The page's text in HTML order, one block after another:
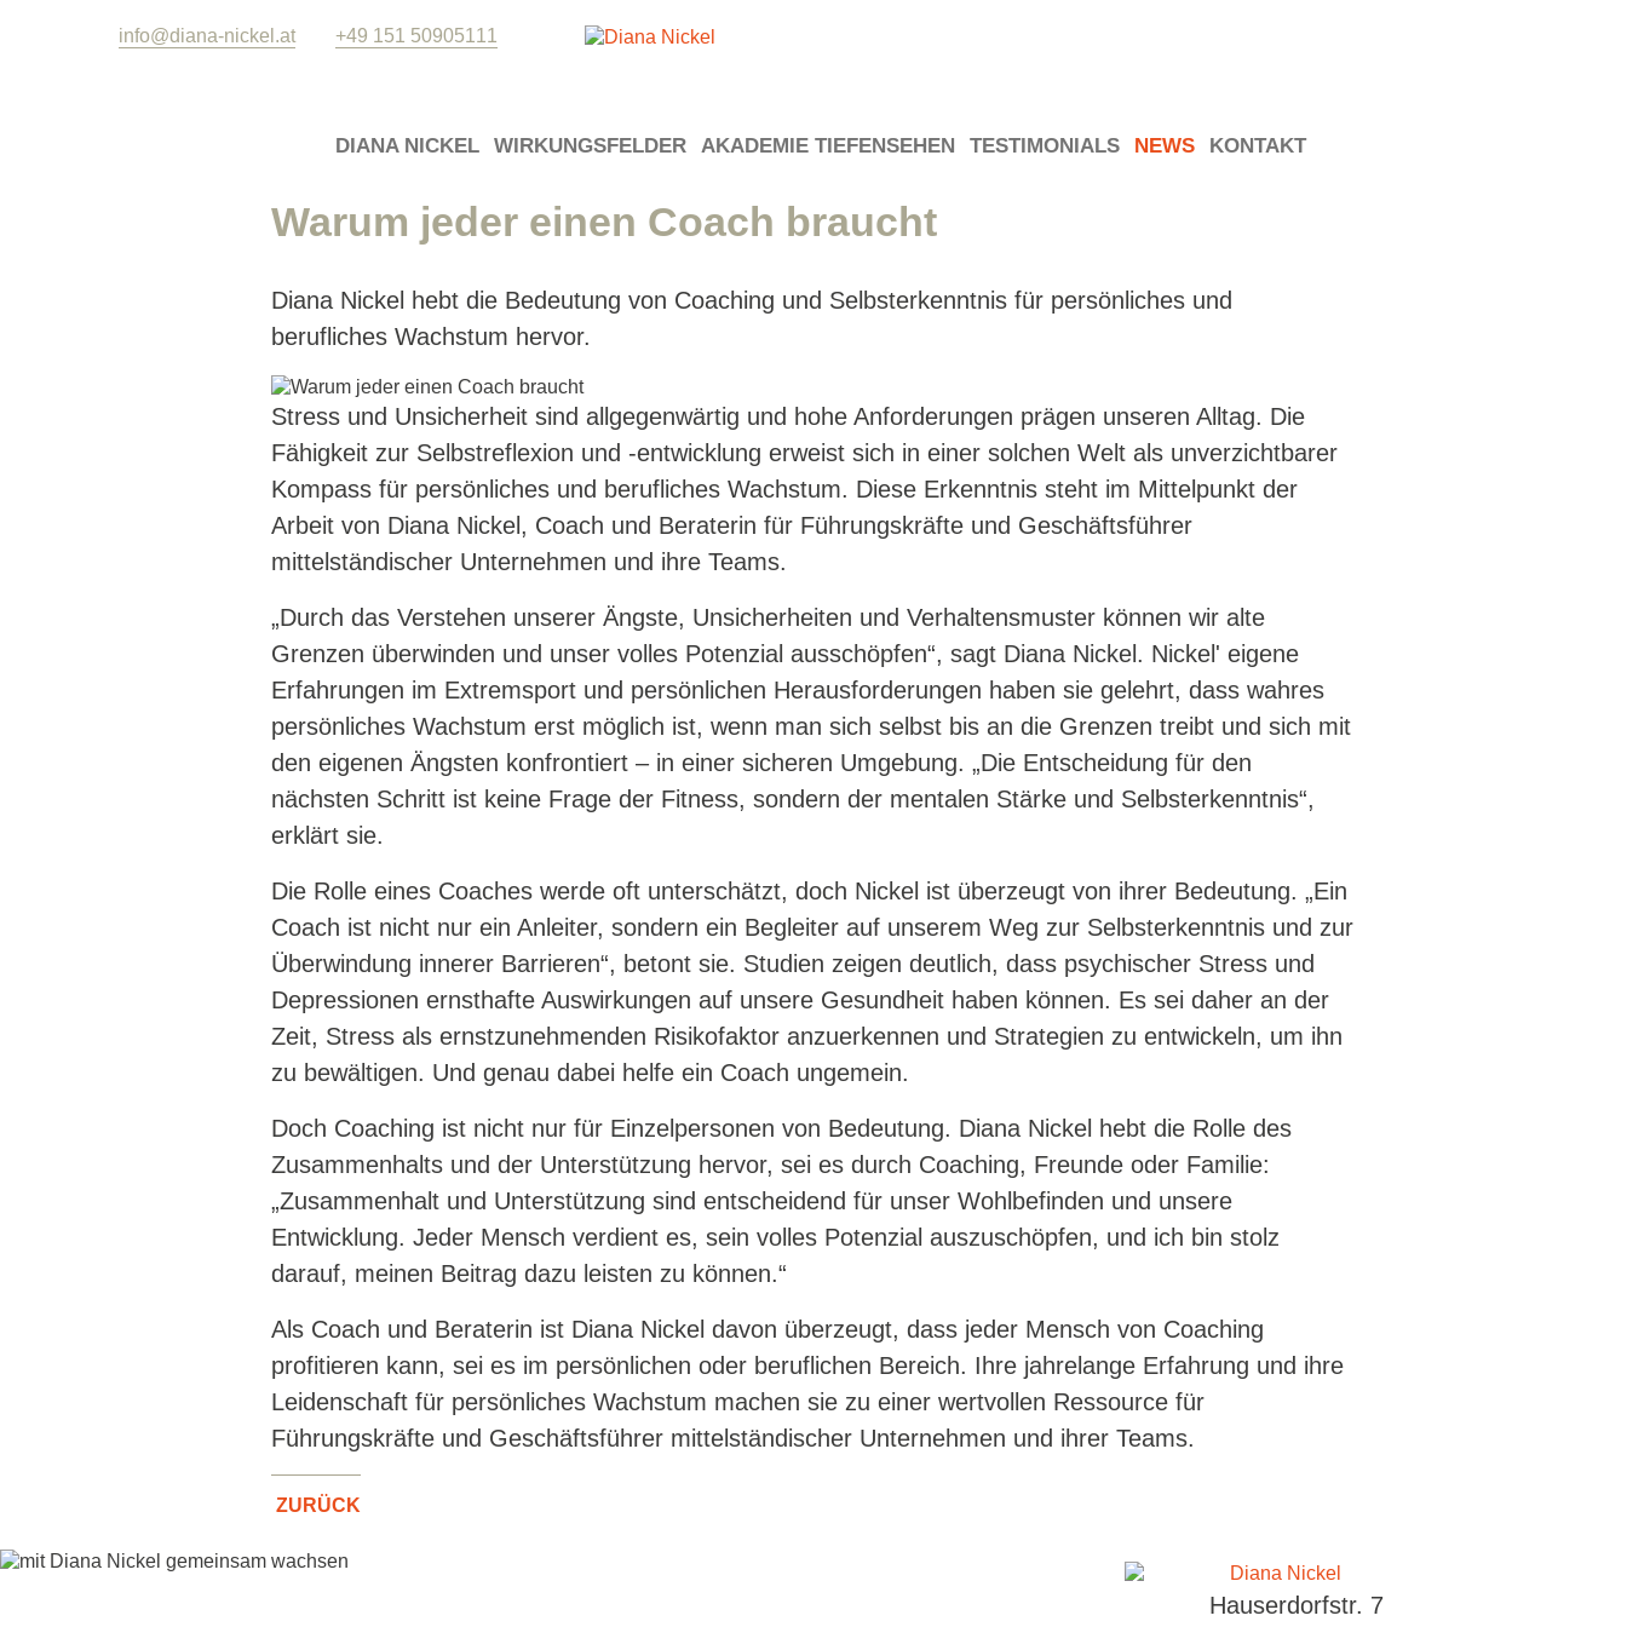
info@diana-nickel.at +49 151 50905111
DIANA NICKEL WIRKUNGSFELDER AKADEMIE TIEFENSEHEN TESTIMONIALS NEWS KONTAKT
Warum jeder einen Coach braucht
Diana Nickel hebt die Bedeutung von Coaching und Selbsterkenntnis für persönliches und
berufliches Wachstum hervor.
Stress und Unsicherheit sind allgegenwärtig und hohe Anforderungen prägen unseren Alltag. Die
Fähigkeit zur Selbstreflexion und -entwicklung erweist sich in einer solchen Welt als unverzichtbarer
Kompass für persönliches und berufliches Wachstum. Diese Erkenntnis steht im Mittelpunkt der
Arbeit von Diana Nickel, Coach und Beraterin für Führungskräfte und Geschäftsführer
mittelständischer Unternehmen und ihre Teams.
„Durch das Verstehen unserer Ängste, Unsicherheiten und Verhaltensmuster können wir alte
Grenzen überwinden und unser volles Potenzial ausschöpfen“, sagt Diana Nickel. Nickel' eigene
Erfahrungen im Extremsport und persönlichen Herausforderungen haben sie gelehrt, dass wahres
persönliches Wachstum erst möglich ist, wenn man sich selbst bis an die Grenzen treibt und sich mit
den eigenen Ängsten konfrontiert – in einer sicheren Umgebung. „Die Entscheidung für den
nächsten Schritt ist keine Frage der Fitness, sondern der mentalen Stärke und Selbsterkenntnis“,
erklärt sie.
Die Rolle eines Coaches werde oft unterschätzt, doch Nickel ist überzeugt von ihrer Bedeutung. „Ein
Coach ist nicht nur ein Anleiter, sondern ein Begleiter auf unserem Weg zur Selbsterkenntnis und zur
Überwindung innerer Barrieren“, betont sie. Studien zeigen deutlich, dass psychischer Stress und
Depressionen ernsthafte Auswirkungen auf unsere Gesundheit haben können. Es sei daher an der
Zeit, Stress als ernstzunehmenden Risikofaktor anzuerkennen und Strategien zu entwickeln, um ihn
zu bewältigen. Und genau dabei helfe ein Coach ungemein.
Doch Coaching ist nicht nur für Einzelpersonen von Bedeutung. Diana Nickel hebt die Rolle des
Zusammenhalts und der Unterstützung hervor, sei es durch Coaching, Freunde oder Familie:
„Zusammenhalt und Unterstützung sind entscheidend für unser Wohlbefinden und unsere
Entwicklung. Jeder Mensch verdient es, sein volles Potenzial auszuschöpfen, und ich bin stolz
darauf, meinen Beitrag dazu leisten zu können.“
Als Coach und Beraterin ist Diana Nickel davon überzeugt, dass jeder Mensch von Coaching
profitieren kann, sei es im persönlichen oder beruflichen Bereich. Ihre jahrelange Erfahrung und ihre
Leidenschaft für persönliches Wachstum machen sie zu einer wertvollen Ressource für
Führungskräfte und Geschäftsführer mittelständischer Unternehmen und ihrer Teams.
ZURÜCK
Hauserdorfstr. 7